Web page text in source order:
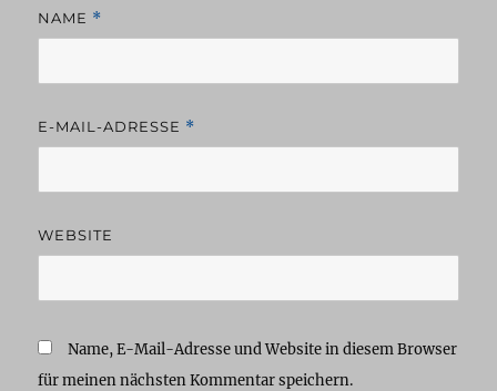
NAME *
E-MAIL-ADRESSE *
WEBSITE
Name, E-Mail-Adresse und Website in diesem Browser
für meinen nächsten Kommentar speichern.